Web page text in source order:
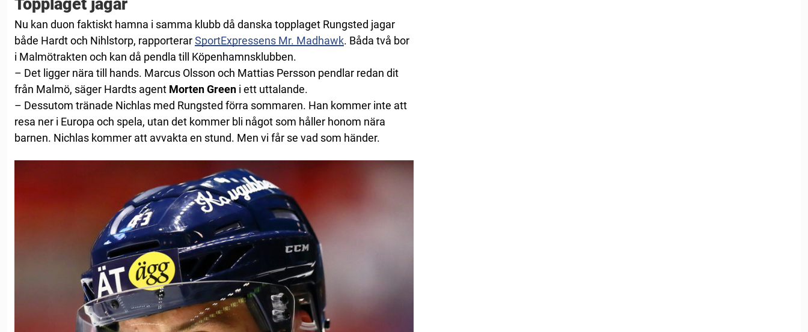
Topplaget jagar
Nu kan duon faktiskt hamna i samma klubb då danska topplaget Rungsted jagar
både Hardt och Nihlstorp, rapporterarSportExpressens Mr. Madhawk. Båda två bor
i Malmötrakten och kan då pendla till Köpenhamnsklubben.
– Det ligger nära till hands. Marcus Olsson och Mattias Persson pendlar redan dit
från Malmö, säger Hardts agent Morten Green i ett uttalande.
– Dessutom tränade Nichlas med Rungsted förra sommaren. Han kommer inte att
resa ner i Europa och spela, utan det kommer bli något som håller honom nära
barnen. Nichlas kommer att avvakta en stund. Men vi får se vad som händer.